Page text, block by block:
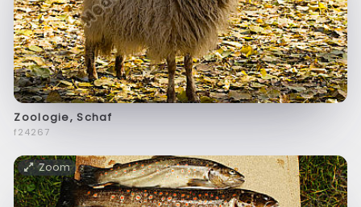
Zoologie, Schaf
f24267
Zoom